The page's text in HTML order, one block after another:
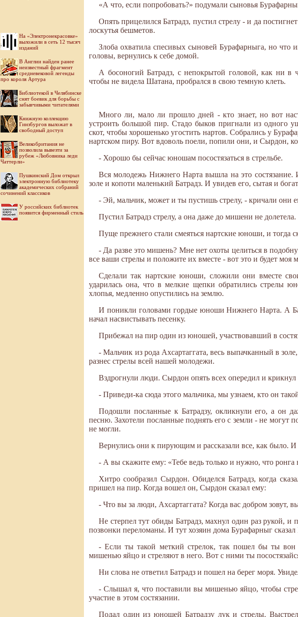
На «Электронекрасовке»
выложили в сеть 12 тысяч
изданий
В Англии найден ранее
неизвестный фрагмент
средневековой легенды
про короля Артура
Библиотекой в Челябинске
снят боевик для борьбы с
забывчивыми читателями
Книжную коллекцию
Гинзбургов выложат в
свободный доступ
Великобритания не
позволила вывезти за
рубеж «Любовника леди
Чаттерли»
Пушкинский Дом открыл
электронную библиотеку
академических собраний
сочинений классиков
У российских библиотек
появится фирменный стиль
«А что, если попробовать?» подумали сыновья
Опять прицелился Батрадз, пустил стрелу - и да
лоскутья бешметов.
Злоба охватила спесивых сыновей Бурафарныга, но что
головы, вернулись к себе домой.
А босоногий Батрадз, с непокрытой головой, как ни в
чтобы не видела Шатана, пробрался в свою темную клеть.
Много ли, мало ли прошло дней - кто знает, но вот
устроить большой пир. Стадо быков пригнали из одного
скот, чтобы хорошенько угостить нартов. Собрались у
нартском пиру. Вот вдоволь поели, попили они, и Сырдон,
- Хорошо бы сейчас юношам посостязаться в стрельбе.
Вся молодежь Нижнего Нарта вышла на это состязание.
золе и копоти маленький Батрадз. И увидев его, сытая и
- Эй, мальчик, может и ты пустишь стрелу, - кричали они
Пустил Батрадз стрелу, а она даже до мишени не долетела.
Пуще прежнего стали смеяться нартские юноши, и тогда
- Да разве это мишень? Мне нет охоты целиться в
все ваши стрелы и положите их вместе - вот это и будет моя
Сделали так нартские юноши, сложили они вместе
ударилась она, что в мелкие щепки обратились стрелы
хлопья, медленно опустились на землю.
И поникли головами гордые юноши Нижнего Нарта. А
начал насвистывать песенку.
Прибежал на пир один из юношей, участвовавший в
- Мальчик из рода Ахсартаггата, весь выпачканный в
разнес стрелы всей нашей молодежи.
Вздрогнули люди. Сырдон опять всех опередил и
- Приведи-ка сюда этого мальчика, мы узнаем, кто он
Подошли посланные к Батрадзу, окликнули его, а он
песню. Захотели посланные поднять его с земли - не могут
не могли.
Вернулись они к пирующим и рассказали все, как было. И
- А вы скажите ему: «Тебе ведь только и нужно, что
Хитро сообразил Сырдон. Обиделся Батрадз, когда
пришел на пир. Когда вошел он, Сырдон сказал ему:
- Что вы за люди, Ахсартаггата? Когда вас добром зовут,
Не стерпел тут обиды Батрадз, махнул один раз рукой,
позвонки переломаны. И тут хозяин дома Бурафарныг сказал
- Если ты такой меткий стрелок, так пошел бы ты
мишенью яйцо и стреляют в него. Вот с ними ты
Ни слова не ответил Батрадз и пошел на берег моря.
- Слышал я, что поставили вы мишенью яйцо, чтобы
участие в этом состязании.
Подал один из юношей Батрадзу лук и стрелы.